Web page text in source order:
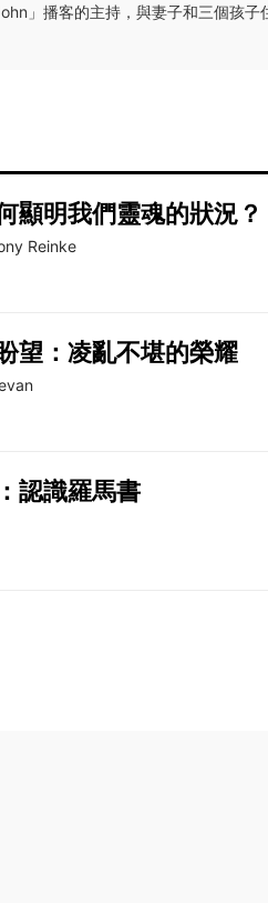
」播客的主持，與妻子和三個孩子
顯明我們靈魂的狀況？
Reinke
望：凌亂不堪的榮耀
認識羅馬書